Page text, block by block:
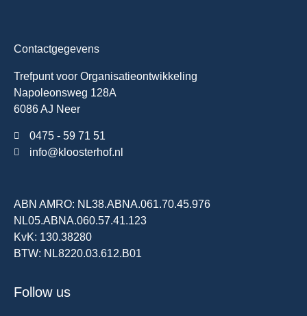
Contactgegevens
Trefpunt voor Organisatieontwikkeling
Napoleonsweg 128A
6086 AJ Neer
0475 - 59 71 51
info@kloosterhof.nl
ABN AMRO: NL38.ABNA.061.70.45.976
NL05.ABNA.060.57.41.123
KvK: 130.38280
BTW: NL8220.03.612.B01
Follow us